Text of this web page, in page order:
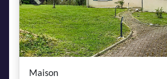
Previous
Maison